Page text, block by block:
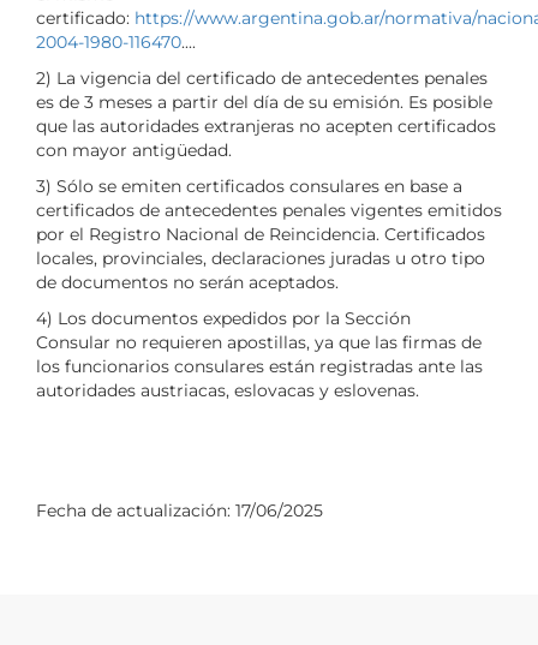
certificado: https://www.argentina.gob.ar/normativa/
2004-1980-116470....
2) La vigencia del certificado de antecedentes penales
es de 3 meses a partir del día de su emisión. Es posible
que las autoridades extranjeras no acepten certificados
con mayor antigüedad.
3) Sólo se emiten certificados consulares en base a
certificados de antecedentes penales vigentes emitidos
por el Registro Nacional de Reincidencia. Certificados
locales, provinciales, declaraciones juradas u otro tipo
de documentos no serán aceptados.
4) Los documentos expedidos por la Sección
Consular no requieren apostillas, ya que las firmas de
los funcionarios consulares están registradas ante las
autoridades austriacas, eslovacas y eslovenas.
Fecha de actualización: 17/06/2025